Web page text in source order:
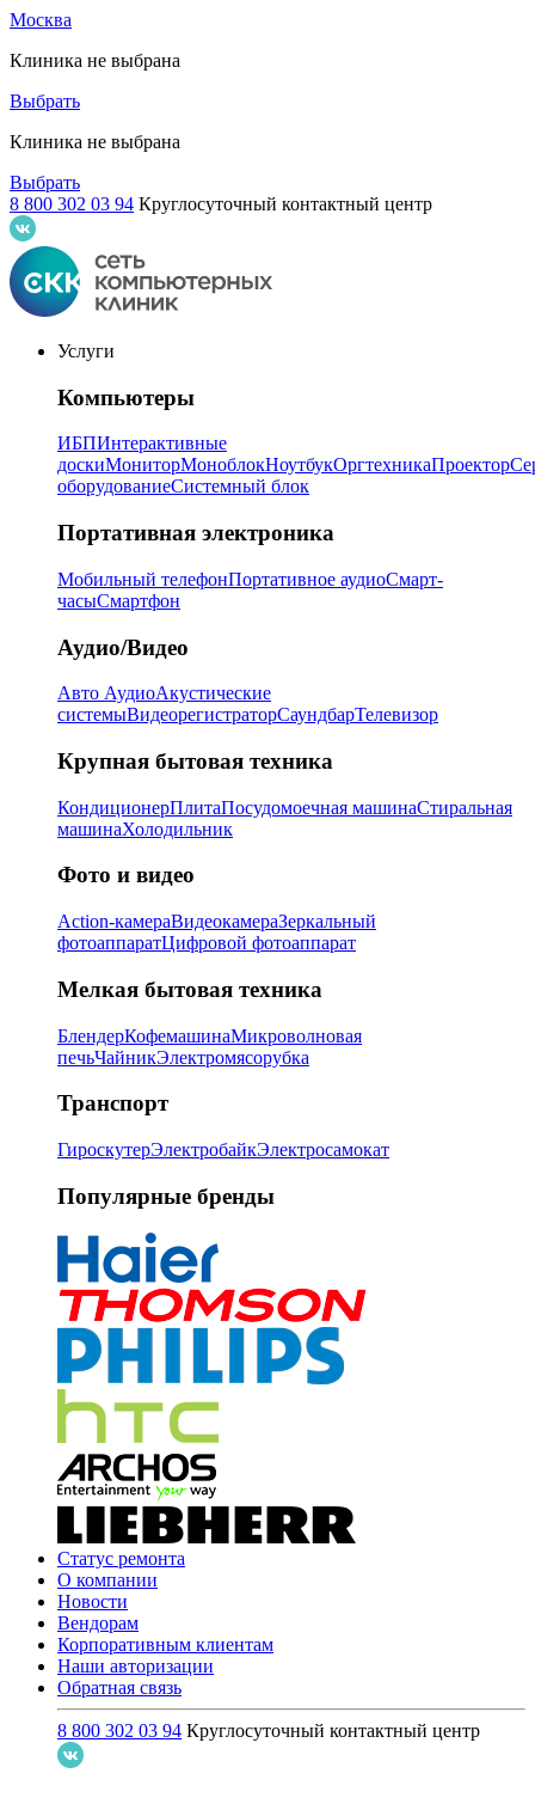
Москва
Клиника не выбрана
Выбрать
Клиника не выбрана
Выбрать
8 800 302 03 94 Круглосуточный контактный центр
Услуги
Компьютеры
ИБПИнтерактивные
доскиМониторМоноблокНоутбукОргтехникаПроектор
оборудованиеСистемный блок
Портативная электроника
Мобильный телефонПортативное аудиоСмарт-
часыСмартфон
Аудио/Видео
Авто АудиоАкустические
системыВидеорегистраторСаундбарТелевизор
Крупная бытовая техника
КондиционерПлитаПосудомоечная машинаСтиральная
машинаХолодильник
Фото и видео
Action-камераВидеокамераЗеркальный
фотоаппаратЦифровой фотоаппарат
Мелкая бытовая техника
БлендерКофемашинаМикроволновая
печьЧайникЭлектромясорубка
Транспорт
ГироскутерЭлектробайкЭлектросамокат
Популярные бренды
Статус ремонта
О компании
Новости
Вендорам
Корпоративным клиентам
Наши авторизации
Обратная связь
8 800 302 03 94 Круглосуточный контактный центр